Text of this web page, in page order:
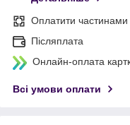
Оплатити частинами
Післяплата
Онлайн-оплата
Всі умови оплати